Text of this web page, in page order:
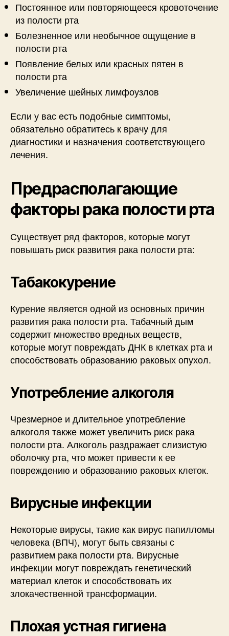
Постоянное или повторяющееся кровоточение
из полости рта
Болезненное или необычное ощущение в
полости рта
Появление белых или красных пятен в
полости рта
Увеличение шейных лимфоузлов
Если у вас есть подобные симптомы,
обязательно обратитесь к врачу для
диагностики и назначения соответствующего
лечения.
Предрасполагающие
факторы рака полости рта
Существует ряд факторов, которые могут
повышать риск развития рака полости рта:
Табакокурение
Курение является одной из основных причин
развития рака полости рта. Табачный дым
содержит множество вредных веществ,
которые могут повреждать ДНК в клетках рта и
способствовать образованию раковых опухол.
Употребление алкоголя
Чрезмерное и длительное употребление
алкоголя также может увеличить риск рака
полости рта. Алкоголь раздражает слизистую
оболочку рта, что может привести к ее
повреждению и образованию раковых клеток.
Вирусные инфекции
Некоторые вирусы, такие как вирус папилломы
человека (ВПЧ), могут быть связаны с
развитием рака полости рта. Вирусные
инфекции могут повреждать генетический
материал клеток и способствовать их
злокачественной трансформации.
Плохая устная гигиена